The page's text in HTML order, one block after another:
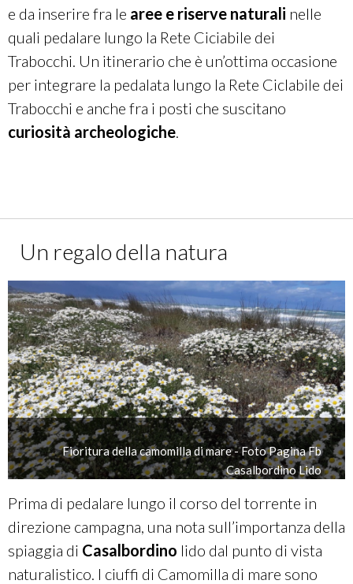
SEGUI LA TRACCIA SU KOMOOT
e da inserire fra le aree e riserve naturali nelle
quali pedalare lungo la Rete Ciciabile dei
Trabocchi. Un itinerario che è un’ottima occasione
per integrare la pedalata lungo la Rete Ciclabile dei
Trabocchi e anche fra i posti che suscitano
curiosità archeologiche.
Un regalo della natura
Fioritura della camomilla di mare - Foto Pagina Fb
Casalbordino Lido
Prima di pedalare lungo il corso del torrente in
direzione campagna, una nota sull’importanza della
spiaggia di Casalbordino lido dal punto di vista
naturalistico. I ciuffi di Camomilla di mare sono